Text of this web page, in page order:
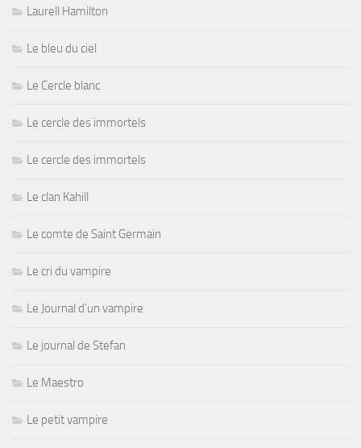
Laurell Hamilton
Le bleu du ciel
Le Cercle blanc
Le cercle des immortels
Le cercle des immortels
Le clan Kahill
Le comte de Saint Germain
Le cri du vampire
Le Journal d'un vampire
Le journal de Stefan
Le Maestro
Le petit vampire